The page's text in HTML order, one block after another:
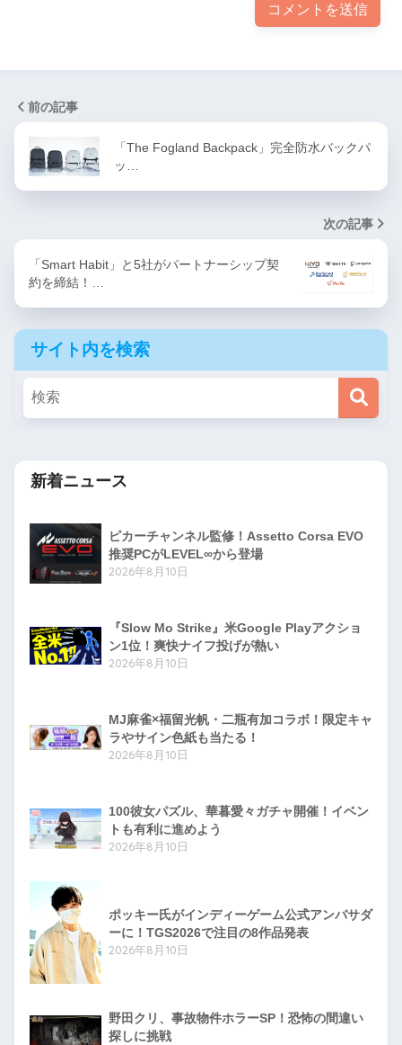
前の記事
「The Fogland Backpack」完全防水バックパ
ッ…
次の記事
「Smart Habit」と5社がパートナーシップ契
約を締結！…
サイト内を検索
新着ニュース
ピカーチャンネル監修！Assetto Corsa EVO
推奨PCがLEVEL∞から登場
2026年8月10日
『Slow Mo Strike』米Google Playアクショ
ン1位！爽快ナイフ投げが熱い
2026年8月10日
MJ麻雀×福留光帆・二瓶有加コラボ！限定キャ
ラやサイン色紙も当たる！
2026年8月10日
100彼女パズル、華暮愛々ガチャ開催！イベン
トも有利に進めよう
2026年8月10日
ポッキー氏がインディーゲーム公式アンバサダ
ーに！TGS2026で注目の8作品発表
2026年8月10日
野田クリ、事故物件ホラーSP！恐怖の間違い
探しに挑戦